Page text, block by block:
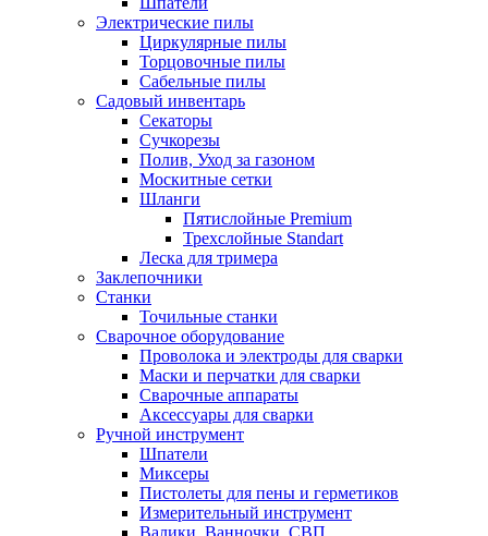
Электрические пилы
Циркулярные пилы
Торцовочные пилы
Сабельные пилы
Садовый инвентарь
Секаторы
Сучкорезы
Полив, Уход за газоном
Москитные сетки
Шланги
Пятислойные Premium
Трехслойные Standart
Леска для тримера
Заклепочники
Станки
Точильные станки
Сварочное оборудование
Проволока и электроды для сварки
Маски и перчатки для сварки
Сварочные аппараты
Аксессуары для сварки
Ручной инструмент
Шпатели
Миксеры
Пистолеты для пены и герметиков
Измерительный инструмент
Валики, Ванночки, СВП